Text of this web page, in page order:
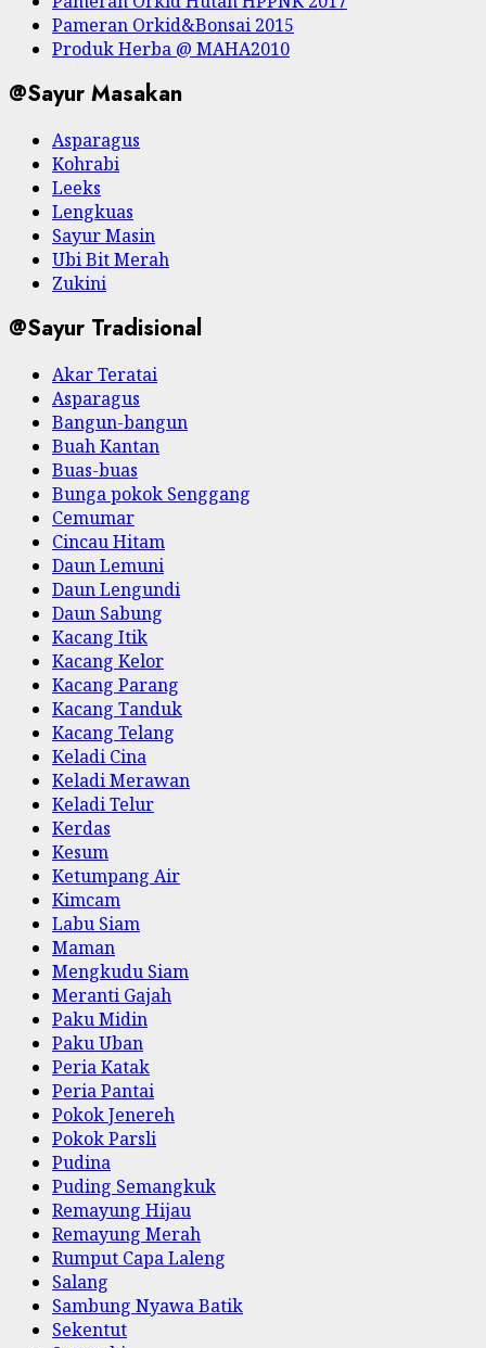
Pameran Orkid&Bonsai 2015
Produk Herba @ MAHA2010
@Sayur Masakan
Asparagus
Kohrabi
Leeks
Lengkuas
Sayur Masin
Ubi Bit Merah
Zukini
@Sayur Tradisional
Akar Teratai
Asparagus
Bangun-bangun
Buah Kantan
Buas-buas
Bunga pokok Senggang
Cemumar
Cincau Hitam
Daun Lemuni
Daun Lengundi
Daun Sabung
Kacang Itik
Kacang Kelor
Kacang Parang
Kacang Tanduk
Kacang Telang
Keladi Cina
Keladi Merawan
Keladi Telur
Kerdas
Kesum
Ketumpang Air
Kimcam
Labu Siam
Maman
Mengkudu Siam
Meranti Gajah
Paku Midin
Paku Uban
Peria Katak
Peria Pantai
Pokok Jenereh
Pokok Parsli
Pudina
Puding Semangkuk
Remayung Hijau
Remayung Merah
Rumput Capa Laleng
Salang
Sambung Nyawa Batik
Sekentut